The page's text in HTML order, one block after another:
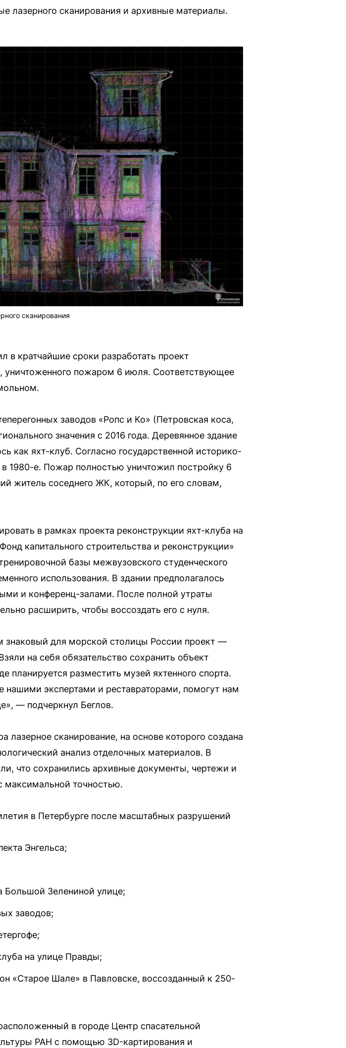
лазерного сканирования и архивные материалы.
сканирования
в кратчайшие сроки разработать проект
уничтоженного пожаром 6 июля. Соответствующее
заводов «Ропс и Ко» (Петровская коса,
значения с 2016 года. Деревянное здание
как яхт-клуб. Согласно государственной историко-
1980-е. Пожар полностью уничтожил постройку 6
житель соседнего ЖК, который, по его словам,
в рамках проекта реконструкции яхт-клуба на
капитального строительства и реконструкции»
базы межвузовского студенческого
использования. В здании предполагалось
и конференц-залами. После полной утраты
расширить, чтобы воссоздать его с нуля.
знаковый для морской столицы России проект —
на себя обязательство сохранить объект
планируется разместить музей яхтенного спорта.
экспертами и реставраторами, помогут нам
— подчеркнул Беглов.
сканирование, на основе которого создана
анализ отделочных материалов. В
что сохранились архивные документы, чертежи и
максимальной точностью.
в Петербурге после масштабных разрушений
Энгельса;
Большой Зелениной улице;
заводов;
на улице Правды;
«Старое Шале» в Павловске, воссозданный к 250-
в городе Центр спасательной
РАН с помощью 3D-картирования и